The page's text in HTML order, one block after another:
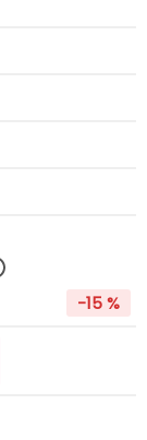
-15 %